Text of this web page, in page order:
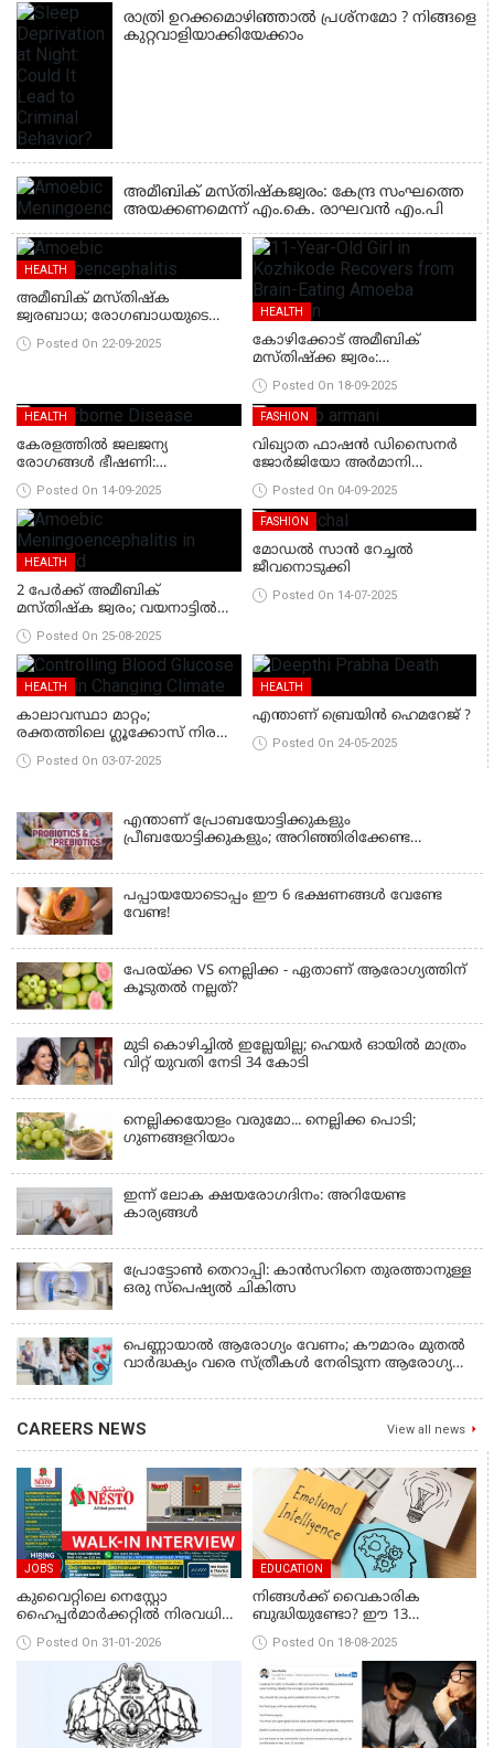
രാത്രി ഉറക്കമൊഴിഞ്ഞാൽ പ്രശ്നമോ ? നിങ്ങളെ
കുറ്റവാളിയാക്കിയേക്കാം
അമീബിക് മസ്തിഷ്കജ്വരം: കേന്ദ്ര സംഘത്തെ
അയക്കണമെന്ന് എം.കെ. രാഘവൻ എം.പി
HEALTH
അമീബിക് മസ്തിഷ്ക
ജ്വരബാധ; രോഗബാധയുടെ
ഉറവിടം അവ്യക്തം
Posted On 22-09-2025
HEALTH
കോഴിക്കോട് അമീബിക്
മസ്തിഷ്‌ക്ക ജ്വരം:
ചികിത്സയിലായിരുന്ന 11-
കാരിക്ക് രോഗമുക്തി
Posted On 18-09-2025
HEALTH
കേരളത്തിൽ ജലജന്യ
രോഗങ്ങൾ ഭീഷണി:
വയറിളക്കവും ഹെപ്പറ്റൈറ്റിസ്-
എ മരണങ്ങളും വർധിക്കുന്നു -
ആരോഗ്യവകുപ്പ് മുന്നറിയിപ്പ്
Posted On 14-09-2025
FASHION
വിഖ്യാത ഫാഷന്‍ ഡിസൈനര്‍
ജോര്‍ജിയോ അര്‍മാനി
അന്തരിച്ചു
Posted On 04-09-2025
HEALTH
2 പേർക്ക് അമീബിക്
മസ്തിഷ്ക ജ്വരം; വയനാട്ടിൽ
ജാഗ്രതാ മുന്നറിയിപ്പ് നൽകി
ആരോഗ്യവകുപ്പ്
Posted On 25-08-2025
FASHION
മോഡൽ സാൻ റേച്ചൽ
ജീവനൊടുക്കി
Posted On 14-07-2025
HEALTH
കാലാവസ്ഥാ മാറ്റം;
രക്തത്തിലെ ഗ്ലൂക്കോസ് നിരക്ക്
എങ്ങനെ കൃത്യമായി
നിലനിര്‍ത്താം
Posted On 03-07-2025
HEALTH
എന്താണ് ബ്രെയിൻ ഹെമറേജ് ?
Posted On 24-05-2025
എന്താണ് പ്രോബയോട്ടിക്കുകളും
പ്രീബയോട്ടിക്കുകളും; അറിഞ്ഞിരിക്കേണ്ട
പപ്പായയോടൊപ്പം ഈ 6 ഭക്ഷണങ്ങൾ വേണ്ടേ
വേണ്ട!
പേരയ്ക്ക VS നെല്ലിക്ക - ഏതാണ് ആരോഗ്യത്തിന്
കൂടുതൽ നല്ലത്?
മുടി കൊഴിച്ചിൽ ഇല്ലേയില്ല; ഹെയർ ഓയിൽ മാത്രം
വിറ്റ് യുവതി നേടി 34 കോടി
നെല്ലിക്കയോളം വരുമോ... നെല്ലിക്ക പൊടി;
ഗുണങ്ങളറിയാം
ഇന്ന് ലോക ക്ഷയരോഗദിനം: അറിയേണ്ട
കാര്യങ്ങൾ
പ്രോട്ടോൺ തെറാപ്പി: കാൻസറിനെ തുരത്താനുള്ള
ഒരു സ്പെഷ്യൽ ചികിത്സ
പെണ്ണായാൽ ആരോഗ്യം വേണം; കൗമാരം മുതൽ
വാർദ്ധക്യം വരെ സ്ത്രീകൾ നേരിടുന്ന ആരോഗ്യ
CAREERS NEWS View all news
JOBS
കുവൈറ്റിലെ നെസ്റ്റോ
ഹൈപ്പർമാർക്കറ്റിൽ നിരവധി
തൊഴിലവസരങ്ങൾ;
ഫെബ്രുവരി 2 മുതൽ 6 വരെ
കേരളത്തിലെ മൂന്ന്
കേന്ദ്രങ്ങളിൽ ഇന്റർവ്യൂ
Posted On 31-01-2026
EDUCATION
നിങ്ങൾക്ക് വൈകാരിക
ബുദ്ധിയുണ്ടോ? ഈ 13
ലക്ഷണങ്ങൾ നിങ്ങളിലുണ്ടോ
എന്ന് നോക്കൂ!
Posted On 18-08-2025